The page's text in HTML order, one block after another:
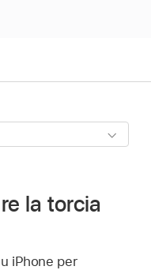
la torcia
iPhone per